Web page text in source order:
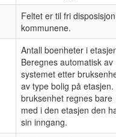
Feltet er til fri
kommunene.
Antall boenheter i
Beregnes automatisk av
systemet etter
av type bolig på etasjen.
bruksenhet regnes bare
med i den etasjen den
sin inngang.